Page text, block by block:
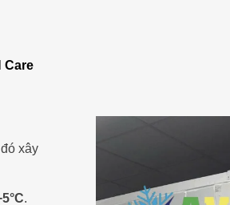
Care
xây
.